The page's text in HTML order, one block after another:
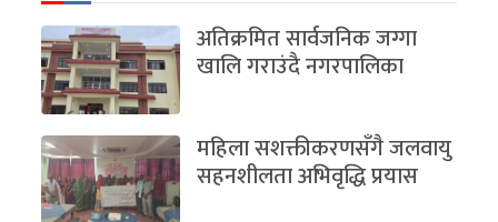
अतिक्रमित सार्वजनिक जग्गा
खालि गराउंदै नगरपालिका
महिला सशक्तीकरणसँगै जलवायु
सहनशीलता अभिवृद्धि प्रयास